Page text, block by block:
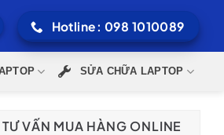
Hotline: 098 1010089
SỬA CHỮA LAPTOP
TƯ VẤN MUA HÀNG ONLINE